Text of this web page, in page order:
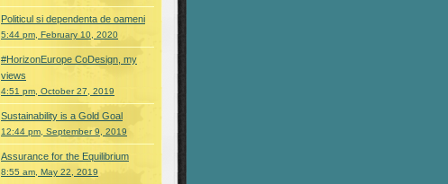
Politicul si dependenta de oameni
5:44 pm, February 10, 2020
#HorizonEurope CoDesign, my
views
4:51 pm, October 27, 2019
Sustainability is a Gold Goal
12:44 pm, September 9, 2019
Assurance for the Equilibrium
8:55 am, May 22, 2019